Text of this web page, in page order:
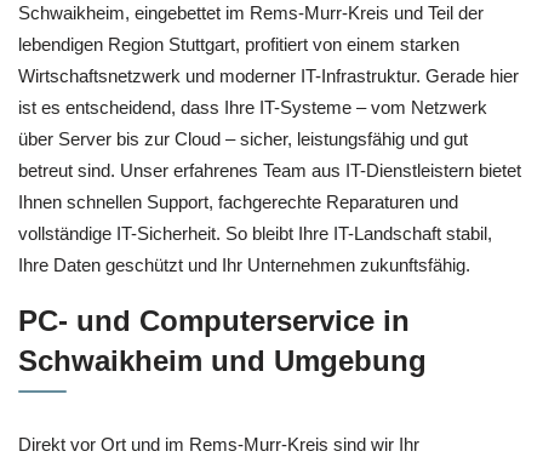
Schwaikheim, eingebettet im Rems-Murr-Kreis und Teil der
lebendigen Region Stuttgart, profitiert von einem starken
Wirtschaftsnetzwerk und moderner IT-Infrastruktur. Gerade hier
ist es entscheidend, dass Ihre IT-Systeme – vom Netzwerk
über Server bis zur Cloud – sicher, leistungsfähig und gut
betreut sind. Unser erfahrenes Team aus IT-Dienstleistern bietet
Ihnen schnellen Support, fachgerechte Reparaturen und
vollständige IT-Sicherheit. So bleibt Ihre IT-Landschaft stabil,
Ihre Daten geschützt und Ihr Unternehmen zukunftsfähig.
PC- und Computerservice in
Schwaikheim und Umgebung
Direkt vor Ort und im Rems-Murr-Kreis sind wir Ihr